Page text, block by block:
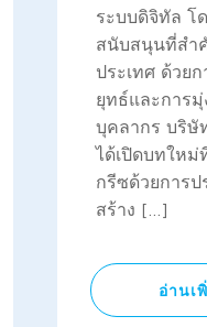
ระบบดิจิทัล โ
สนับสนุนที่สำ
ประเทศ ด้วยก
ยุทธ์และการมุ่
บุคลากร บริษั
ได้เปิดบทให
กรีซด้วยการป
สร้าง […]
อ่านเ